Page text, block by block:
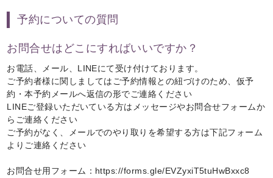
予約についての質問
お問合せはどこにすればいいですか？
お電話、メール、LINEにて受け付けております。
ご予約者様に関しましてはご予約情報との紐づけのため、仮予
約・本予約メールへ返信の形でご連絡ください
LINEご登録いただいている方はメッセージやお問合せフォームか
らご連絡ください
ご予約がなく、メールでのやり取りを希望する方は下記フォーム
よりご連絡ください
お問合せ用フォーム： https://forms.gle/EVZyxiT5tuHwBxxc8